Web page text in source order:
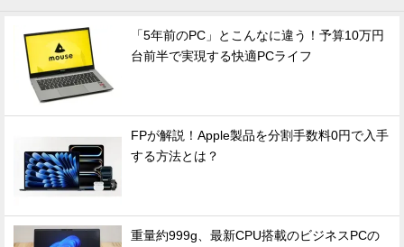
「5年前のPC」とこんなに違う！予算10万円
台前半で実現する快適PCライフ
FPが解説！Apple製品を分割手数料0円で入手
する方法とは？
重量約999g、最新CPU搭載のビジネスPCの